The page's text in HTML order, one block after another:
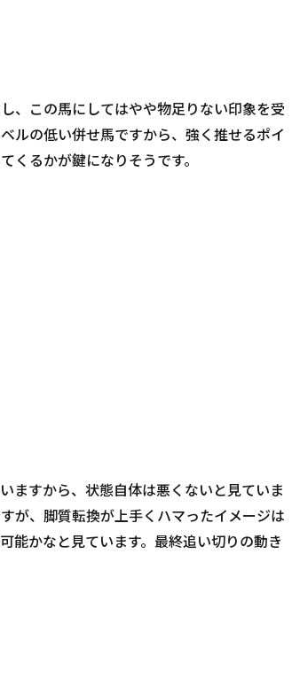
、この馬にしてはやや物足りない印象を受
ルの低い併せ馬ですから、強く推せるポイ
くるかが鍵になりそうです。
ますから、状態自体は悪くないと見ていま
が、脚質転換が上手くハマったイメージは
能かなと見ています。最終追い切りの動き